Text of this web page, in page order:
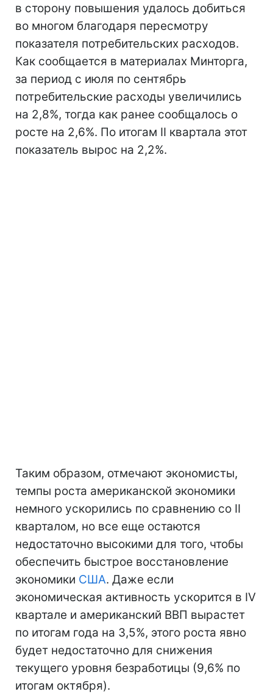
в сторону повышения удалось добиться
во многом благодаря пересмотру
показателя потребительских расходов.
Как сообщается в материалах Минторга,
за период с июля по сентябрь
потребительские расходы увеличились
на 2,8%, тогда как ранее сообщалось о
росте на 2,6%. По итогам II квартала этот
показатель вырос на 2,2%.
Таким образом, отмечают экономисты,
темпы роста американской экономики
немного ускорились по сравнению со II
кварталом, но все еще остаются
недостаточно высокими для того, чтобы
обеспечить быстрое восстановление
экономики США. Даже если
экономическая активность ускорится в IV
квартале и американский ВВП вырастет
по итогам года на 3,5%, этого роста явно
будет недостаточно для снижения
текущего уровня безработицы (9,6% по
итогам октября).